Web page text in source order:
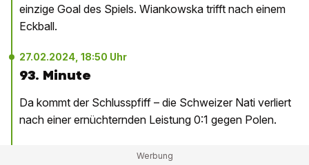
einzige Goal des Spiels. Wiankowska trifft nach einem
Eckball.
27.02.2024, 18:50 Uhr
93. Minute
Da kommt der Schlusspfiff – die Schweizer Nati verliert
nach einer ernüchternden Leistung 0:1 gegen Polen.